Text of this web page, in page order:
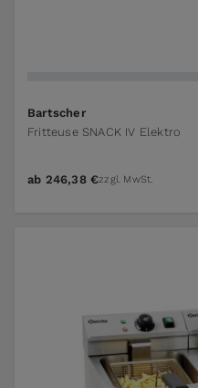
Bartscher
Fritteuse SNACK IV Elektro
ab 246,38 €zzgl. MwSt.